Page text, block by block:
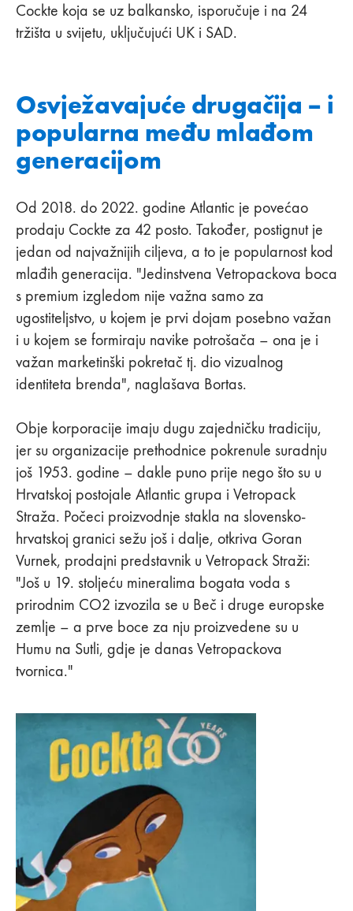
Cockte koja se uz balkansko, isporučuje i na 24
tržišta u svijetu, uključujući UK i SAD.
Osvježavajuće drugačija – i
popularna među mlađom
generacijom
Od 2018. do 2022. godine Atlantic je povećao
prodaju Cockte za 42 posto. Također, postignut je
jedan od najvažnijih ciljeva, a to je popularnost kod
mlađih generacija. "Jedinstvena Vetropackova boca
s premium izgledom nije važna samo za
ugostiteljstvo, u kojem je prvi dojam posebno važan
i u kojem se formiraju navike potrošača – ona je i
važan marketinški pokretač tj. dio vizualnog
identiteta brenda", naglašava Bortas.
Obje korporacije imaju dugu zajedničku tradiciju,
jer su organizacije prethodnice pokrenule suradnju
još 1953. godine – dakle puno prije nego što su u
Hrvatskoj postojale Atlantic grupa i Vetropack
Straža. Počeci proizvodnje stakla na slovensko-
hrvatskoj granici sežu još i dalje, otkriva Goran
Vurnek, prodajni predstavnik u Vetropack Straži:
"Još u 19. stoljeću mineralima bogata voda s
prirodnim CO2 izvozila se u Beč i druge europske
zemlje – a prve boce za nju proizvedene su u
Humu na Sutli, gdje je danas Vetropackova
tvornica."